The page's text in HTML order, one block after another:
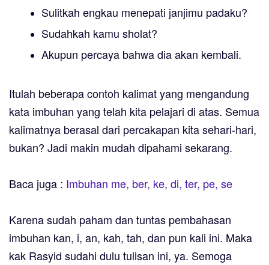
Sulitkah engkau menepati janjimu padaku?
Sudahkah kamu sholat?
Akupun percaya bahwa dia akan kembali.
Itulah beberapa contoh kalimat yang mengandung
kata imbuhan yang telah kita pelajari di atas. Semua
kalimatnya berasal dari percakapan kita sehari-hari,
bukan? Jadi makin mudah dipahami sekarang.
Baca juga : Imbuhan me, ber, ke, di, ter, pe, se
Karena sudah paham dan tuntas pembahasan
imbuhan kan, i, an, kah, tah, dan pun kali ini. Maka
kak Rasyid sudahi dulu tulisan ini, ya. Semoga